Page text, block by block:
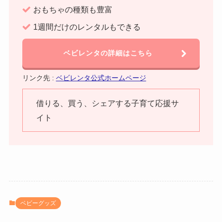
おもちゃの種類も豊富
1週間だけのレンタルもできる
ベビレンタの詳細はこちら
リンク先 : ベビレンタ公式ホームページ
借りる、買う、シェアする子育て応援サ
イト
ベビーグッズ